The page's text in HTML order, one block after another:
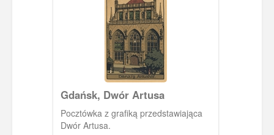
Gdańsk, Dwór Artusa
Pocztówka z grafiką przedstawiająca
Dwór Artusa.